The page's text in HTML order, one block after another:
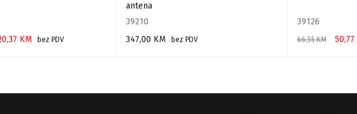
KM
bez PDV
antena
39210
347,00 KM
bez PDV
39126
66,55KM 50,77